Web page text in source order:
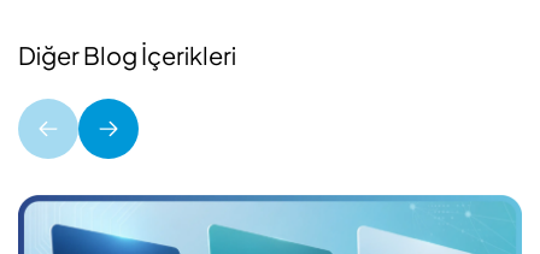
Diğer Blog İçerikleri